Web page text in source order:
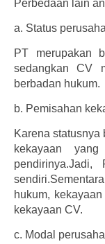
Perbedaan lain
a. Status
PT merupakan
sedangkan CV
berbadan hukum.
b. Pemisahan
Karena statusnya
kekayaan
hukum,
kekayaan CV.
c. Modal